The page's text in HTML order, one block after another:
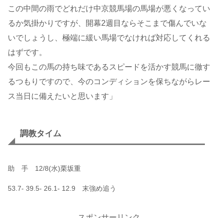
この中間の雨でどれだけ中京競馬場の馬場が悪くなってい
るか気掛かりですが、開幕2週目ならそこまで傷んでいな
いでしょうし、極端に緩い馬場でなければ対応してくれる
はずです。
今回もこの馬の持ち味であるスピードを活かす競馬に徹す
るつもりですので、今のコンディションを保ちながらレー
ス当日に備えたいと思います」
調教タイム
助 手 12/8(水)栗坂重
53.7- 39.5- 26.1- 12.9 末強め追う